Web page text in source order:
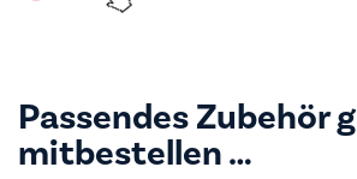
Passendes Zubehör
mitbestellen …